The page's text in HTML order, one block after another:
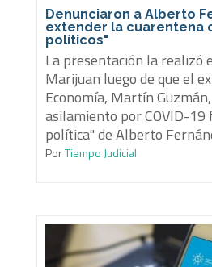
Denunciaron a Alberto
extender la cuarentena
políticos"
La presentación la realizó
Marijuan luego de que el
Economía, Martín
asilamiento por COVID-19
política" de Alberto
PorTiempo Judicial